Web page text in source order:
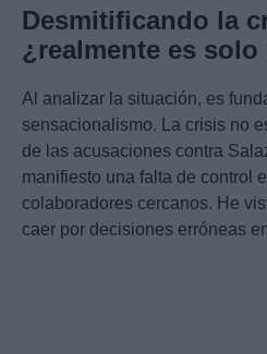
Desmitificando la
¿realmente es
Al analizar la situación, es
sensacionalismo. La crisis no
de las acusaciones contra
manifiesto una falta de control
colaboradores cercanos. He
caer por decisiones erróneas